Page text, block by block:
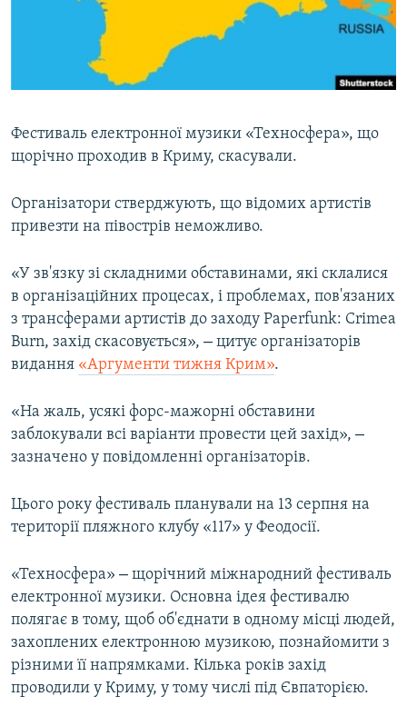
ВІДЕОУРОКИ «ELIFBE»
СВІДЧЕННЯ ОКУПАЦІЇ
УКРАЇНСЬКА ПРОБЛЕМА КРИМУ
Qırımtatar
Усі сайти RFE/RL
Фестиваль електронної музики «Техносфера», що
щорічно проходив в Криму, скасували.
Організатори стверджують, що відомих артистів
привезти на півострів неможливо.
«У зв'язку зі складними обставинами, які склалися
в організаційних процесах, і проблемах, пов'язаних
з трансферами артистів до заходу Paperfunk: Crimea
Burn, захід скасовується», – цитує організаторів
видання «Аргументи тижня Крим».
«На жаль, усякі форс-мажорні обставини
заблокували всі варіанти провести цей захід», –
зазначено у повідомленні організаторів.
Цього року фестиваль планували на 13 серпня на
території пляжного клубу «117» у Феодосії.
«Техносфера»​ – щорічний міжнародний фестиваль
електронної музики. Основна ідея фестивалю
полягає в тому, щоб об'єднати в одному місці людей,
захоплених електронною музикою, познайомити з
різними її напрямками. Кілька років захід
проводили у Криму, у тому числі під Євпаторією.